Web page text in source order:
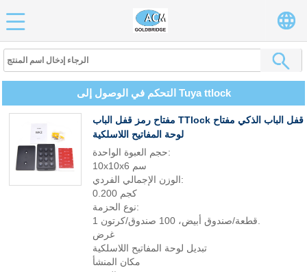
التحكم في الوصول إلى Tuya ttlock
مفتاح رمز قفل الباب TTlock قفل الباب الذكي مفتاح
لوحة المفاتيح اللاسلكية
حجم العبوة الواحدة:
10x10x6 سم
الوزن الإجمالي الفردي:
0.200 كجم
نوع الحزمة:
غرض
تبديل لوحة المفاتيح اللاسلكية
مكان المنشأ